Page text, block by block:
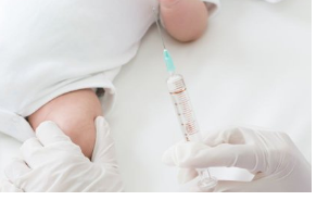
se v svetu največkrat pojavi?